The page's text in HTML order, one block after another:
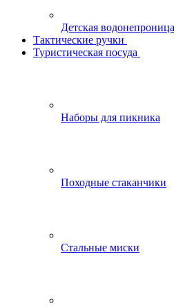
Детская
Тактические ручки
Туристическая посуда
Наборы для пикника
Походные стаканчики
Стальные миски